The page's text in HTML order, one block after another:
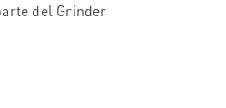
del Grinder